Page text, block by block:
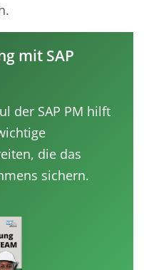
mit SAP
der SAP PM hilft
die das
sichern.